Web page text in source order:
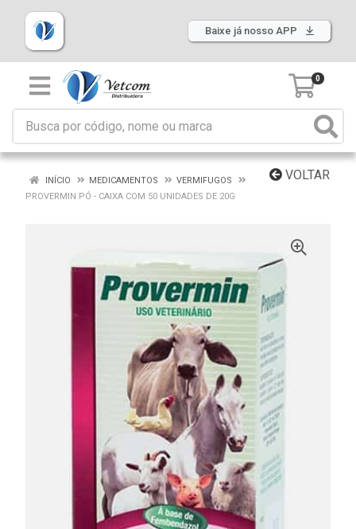
Baixe já nosso APP
0
VOLTAR
INÍCIO MEDICAMENTOS
VERMIFUGOS
PROVERMIN PÓ - CAIXA COM 50 UNIDADES DE 20G